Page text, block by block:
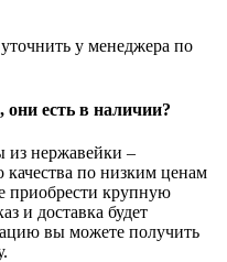
у менеджера по
есть в наличии?
из нержавейки –
качества по низким ценам
приобрести крупную
и доставка будет
вы можете получить